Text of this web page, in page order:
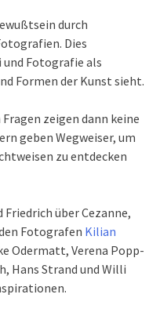
durch
Dies
Fotografie als
Formen der Kunst sieht.
zeigen dann keine
geben Wegweiser, um
zu entdecken
Friedrich über Cezanne,
Fotografen Kilian
Odermatt, Verena Popp-
Hans Strand und Willi